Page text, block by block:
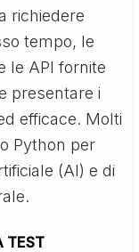
richiedere
tempo, le
le API fornite
presentare i
efficace. Molti
Python per
(AI) e di
TEST